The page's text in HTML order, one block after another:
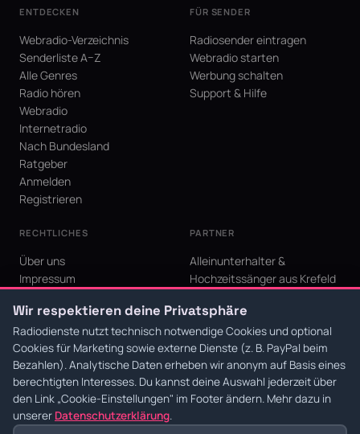
ENTDECKEN
Webradio-Verzeichnis
Senderliste A–Z
Alle Genres
Radio hören
Webradio
Internetradio
Nach Bundesland
Ratgeber
Anmelden
Registrieren
FÜR SENDER
Radiosender eintragen
Webradio starten
Werbung schalten
Support & Hilfe
RECHTLICHES
Über uns
Impressum
AGB
Cookie-Einstellungen
PARTNER
Alleinunterhalter &
Hochzeitssänger aus Krefeld
Krefeld für den Niederrhein
© 2026 Radiodienste. Alle Rechte vorbehalten.·Datenschutz·AGB·
Impressum
Wir respektieren deine Privatsphäre
Radiodienste nutzt technisch notwendige Cookies und optional
Cookies für Marketing sowie externe Dienste (z. B. PayPal beim
Bezahlen). Analytische Daten erheben wir anonym auf Basis eines
berechtigten Interesses. Du kannst deine Auswahl jederzeit über
den Link „Cookie-Einstellungen" im Footer ändern. Mehr dazu in
unserer Datenschutzerklärung.